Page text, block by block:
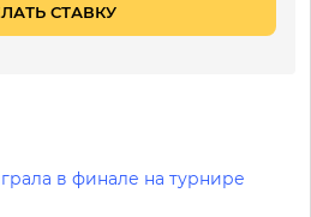
СТАВКУ
в финале на турнире